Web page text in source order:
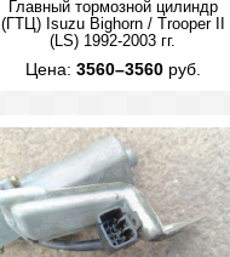
Главный тормозной цилиндр
(ГТЦ) Isuzu Bighorn / Trooper II
(LS) 1992-2003 гг.
Цена: 3560–3560руб.